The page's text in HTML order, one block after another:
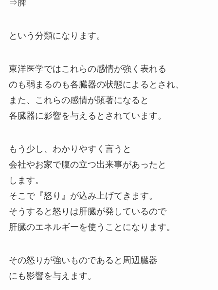
⇒脾
という分類になります。
東洋医学ではこれらの感情が強く表れる
のも弱まるのも各臓器の状態によるとされ、
また、これらの感情が顕著になると
各臓器に影響を与えるとされています。
もう少し、わかりやすく言うと
会社やお家で腹の立つ出来事があったと
します。
そこで『怒り』が込み上げてきます。
そうすると怒りは肝臓が発しているので
肝臓のエネルギーを使うことになります。
その怒りが強いものであると周辺臓器
にも影響を与えます。